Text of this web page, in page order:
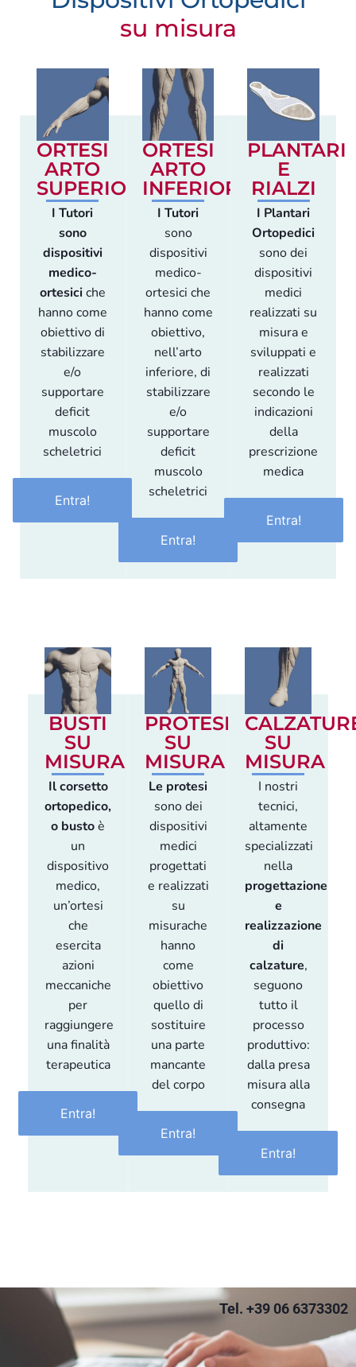
su misura
ORTESI
ARTO
SUPERIORE
I Tutori
sono
dispositivi
medico-
ortesiciche
hanno come
obiettivo di
stabilizzare
e/o
supportare
deficit
muscolo
scheletrici
Entra!
ORTESI
ARTO
INFERIORE
I Tutori
sono
dispositivi
medico-
ortesici che
hanno come
obiettivo,
nell’arto
inferiore, di
stabilizzare
e/o
supportare
deficit
muscolo
scheletrici
Entra!
PLANTARI
E
RIALZI
I Plantari
Ortopedici
sono dei
dispositivi
medici
realizzati su
misura e
sviluppati e
realizzati
secondo le
indicazioni
della
prescrizione
medica
Entra!
BUSTI
SU
MISURA
Il corsetto
ortopedico,
o bustoè
un
dispositivo
medico,
un’ortesi
che
esercita
azioni
meccaniche
per
raggiungere
una finalità
terapeutica
Entra!
PROTESI
SU
MISURA
Le protesi
sono dei
dispositivi
medici
progettati
e realizzati
su
misurache
hanno
come
obiettivo
quello di
sostituire
una parte
mancante
del corpo
Entra!
SU
MISURA
I nostri
tecnici,
altamente
specializzati
nella
progettazione
e
realizzazione
di
calzature,
seguono
tutto il
processo
produttivo:
dalla presa
misura alla
consegna
Entra!
Tel. +39 06 6373302